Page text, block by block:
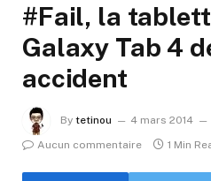
#Fail, la
Galaxy Tab 4
accident
By tetinou 4 mars 2014
Aucun commentaire
1 Min